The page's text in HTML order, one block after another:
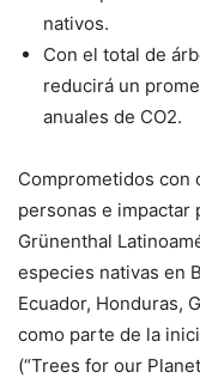
nativos.
Con el total de
reducirá un
anuales de CO2.
Comprometidos con
personas e impactar
Grünenthal
especies nativas en
Ecuador, Honduras,
como parte de la
(“Trees for our